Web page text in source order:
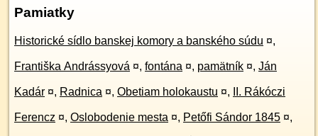
Pamiatky
Historické sídlo banskej komory a banského súdu ¤,
Františka Andrássyová ¤, fontána ¤, pamätník ¤, Ján
Kadár ¤, Radnica ¤, Obetiam holokaustu ¤, II. Rákóczi
Ferencz ¤, Oslobodenie mesta ¤, Petőfi Sándor 1845 ¤,